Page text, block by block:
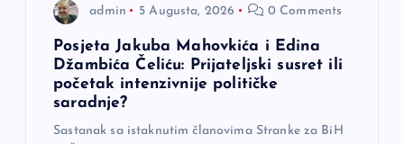
admin 5 Augusta, 2026 0 Comments
Posjeta Jakuba Mahovkića i Edina
Džambića Čeliću: Prijateljski susret ili
početak intenzivnije političke
saradnje?
Sastanak sa istaknutim članovima Stranke za BiH